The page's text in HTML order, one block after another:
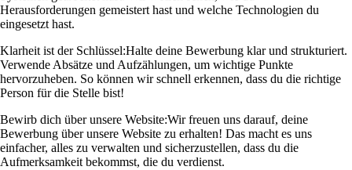
Herausforderungen gemeistert hast und welche Technologien du
eingesetzt hast.
Klarheit ist der Schlüssel:Halte deine Bewerbung klar und strukturiert.
Verwende Absätze und Aufzählungen, um wichtige Punkte
hervorzuheben. So können wir schnell erkennen, dass du die richtige
Person für die Stelle bist!
Bewirb dich über unsere Website:Wir freuen uns darauf, deine
Bewerbung über unsere Website zu erhalten! Das macht es uns
einfacher, alles zu verwalten und sicherzustellen, dass du die
Aufmerksamkeit bekommst, die du verdienst.